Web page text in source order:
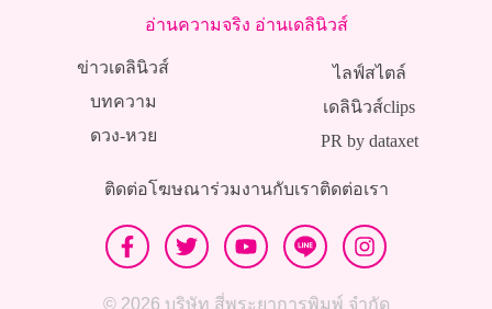
อ่านความจริง อ่านเดลินิวส์
ข่าวเดลินิวส์
บทความ
ดวง-หวย
ไลฟ์สไตล์
เดลินิวส์clips
PR by dataxet
ติดต่อโฆษณาร่วมงานกับเราติดต่อเรา
© 2026 บริษัท สี่พระยาการพิมพ์ จำกัด